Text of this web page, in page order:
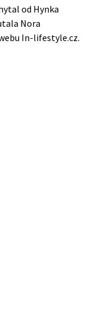
od Hynka
Nora
In-lifestyle.cz.